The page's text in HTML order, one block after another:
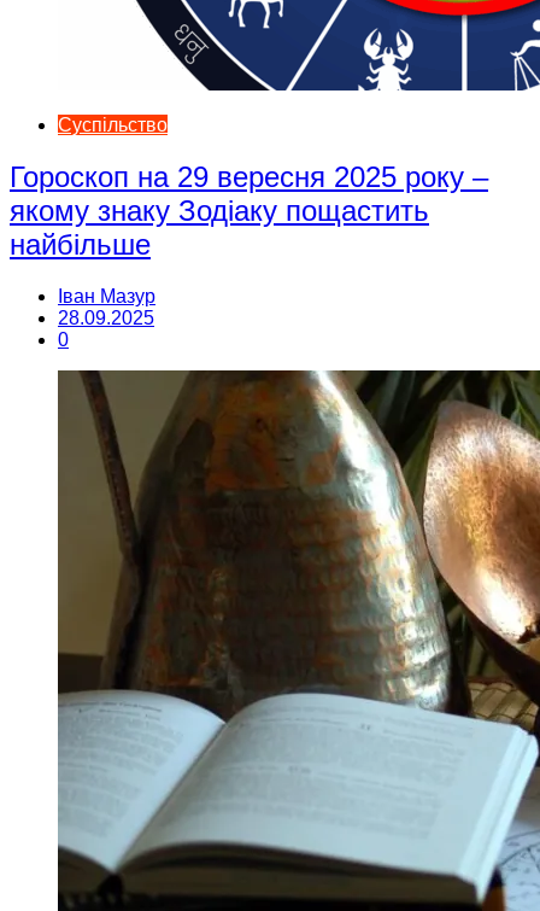
Суспільство
Гороскоп на 29 вересня 2025 року –
якому знаку Зодіаку пощастить
найбільше
Іван Мазур
28.09.2025
0